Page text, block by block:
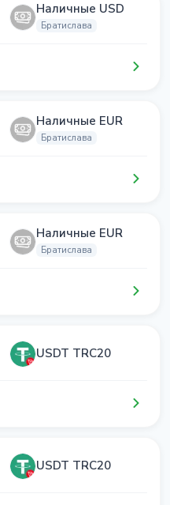
Наличные USD
Братислава
Наличные EUR
Братислава
Наличные EUR
Братислава
USDT TRC20
USDT TRC20